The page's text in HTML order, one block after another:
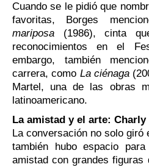
Cuando se le pidió que
favoritas, Borges
mariposa (1986), cinta
reconocimientos en el
embargo, también
carrera, como La ciénaga
Martel, una de las obras
latinoamericano.
La amistad y el arte:
La conversación no solo giró
también hubo espacio
amistad con grandes figuras